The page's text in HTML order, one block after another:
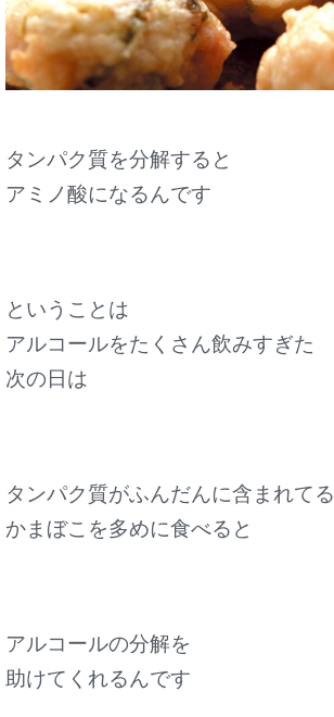
タンパク質を分解すると
アミノ酸になるんです
ということは
アルコールをたくさん飲みすぎた
次の日は
タンパク質がふんだんに含まれてる
かまぼこを多めに食べると
アルコールの分解を
助けてくれるんです